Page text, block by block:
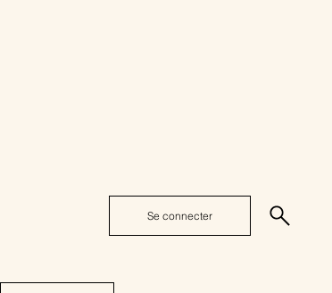
Se connecter